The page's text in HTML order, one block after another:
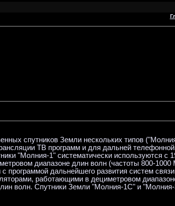
спутников Земли нескольких типов
ТВ программ и для дальней
"Молния-1" систематически используются с
диапазоне длин волн (частоты 800-1000
программой дальнейшего развития систем
работающими в дециметровом
волн. Спутники Земли "Молния-1С" и "Молния-